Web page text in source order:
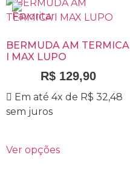
BERMUDA AM TERMICA
I MAX LUPO
R$129,90
Em até 4x de R$ 32,48
sem juros
Ver opções